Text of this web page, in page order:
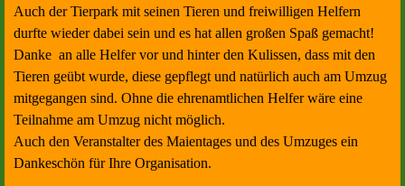
Auch der Tierpark mit seinen Tieren und freiwilligen Helfern
durfte wieder dabei sein und es hat allen großen Spaß gemacht!
Danke an alle Helfer vor und hinter den Kulissen, dass mit den
Tieren geübt wurde, diese gepflegt und natürlich auch am Umzug
mitgegangen sind. Ohne die ehrenamtlichen Helfer wäre eine
Teilnahme am Umzug nicht möglich.
Auch den Veranstalter des Maientages und des Umzuges ein
Dankeschön für Ihre Organisation.